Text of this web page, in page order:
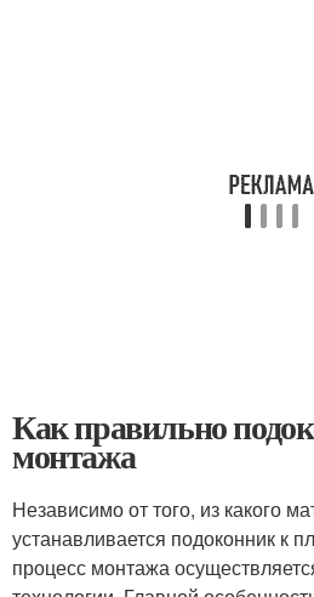
Как правильно
монтажа
Независимо от того, из какого
устанавливается подоконник к
процесс монтажа